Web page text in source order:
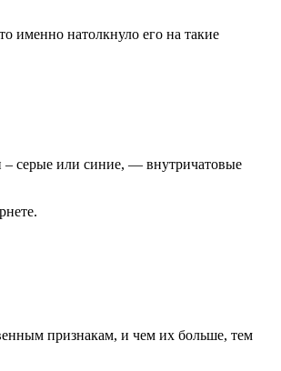
именно натолкнуло его на такие
– серые или синие, — внутричатовые
признакам, и чем их больше, тем